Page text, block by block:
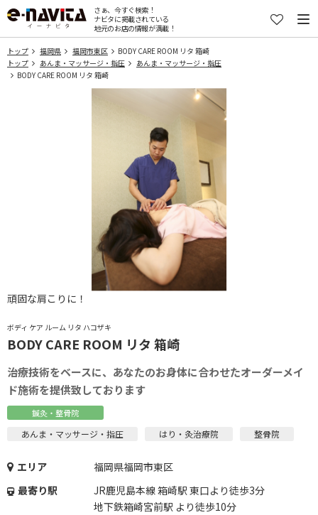
さぁ、今すぐ検索！
ナビタに掲載されている
地元のお店の情報が満載！
トップ 福岡県 福岡市東区
BODY CARE ROOM リタ 箱崎
トップ
あんま・マッサージ・指圧
あんま・マッサージ・指圧
BODY CARE ROOM リタ 箱崎
ボディ ケア ルーム リタ ハコザキ
BODY CARE ROOM リタ 箱崎
治療技術をベースに、あなたのお身体に合わせたオーダーメイ
ド施術を提供致しております
鍼灸・整骨院
あんま・マッサージ・指圧 はり・灸治療院 整骨院
エリア
福岡県福岡市東区
最寄り駅
JR鹿児島本線 箱崎駅 東口より徒歩3分
地下鉄箱崎宮前駅 より徒歩10分
頑固な肩こりに！